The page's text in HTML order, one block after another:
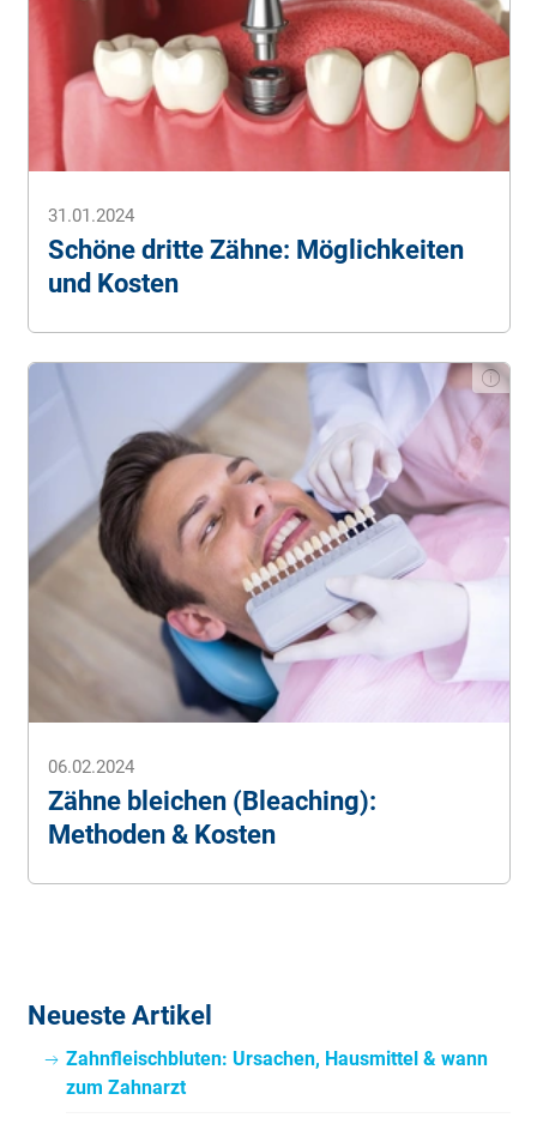
31.01.2024
Schöne dritte Zähne: Möglichkeiten
und Kosten
06.02.2024
Zähne bleichen (Bleaching):
Methoden & Kosten
Neueste Artikel
Zahnfleischbluten: Ursachen, Hausmittel & wann
zum Zahnarzt